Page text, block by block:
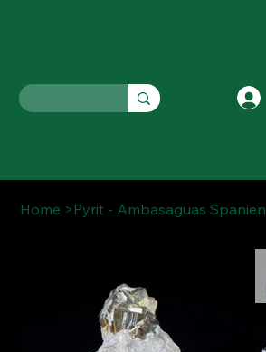
Home > Pyrit - Ambasaguas Spanien